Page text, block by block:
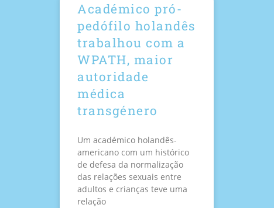
Académico pró-
pedófilo holandês
trabalhou com a
WPATH, maior
autoridade
médica
transgénero
Um académico holandês-
americano com um histórico
de defesa da normalização
das relações sexuais entre
adultos e crianças teve uma
relação